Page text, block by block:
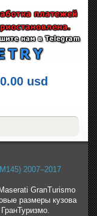
usd
2007–2017
GranTurismo
размеры кузова